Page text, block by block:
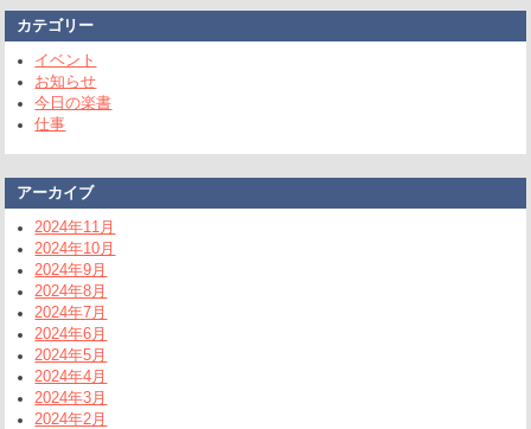
カテゴリー
イベント
お知らせ
今日の楽書
仕事
アーカイブ
2024年11月
2024年10月
2024年9月
2024年8月
2024年7月
2024年6月
2024年5月
2024年4月
2024年3月
2024年2月